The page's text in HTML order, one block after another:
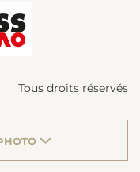
Tous droits réservés